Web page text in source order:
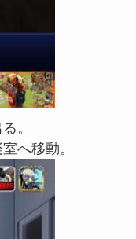
。
へ移動。